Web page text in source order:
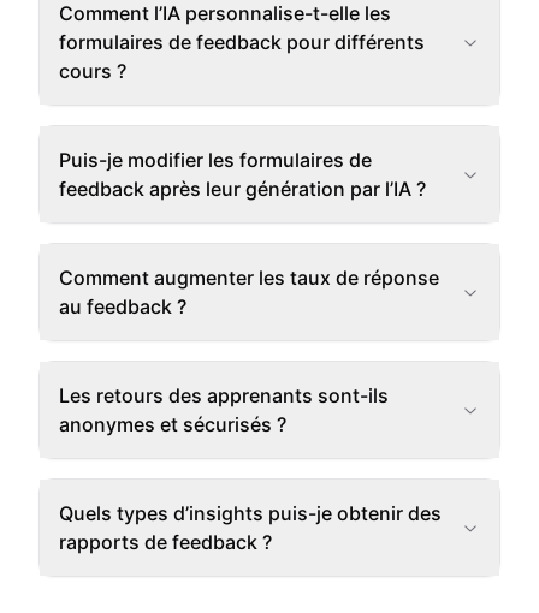
Comment l’IA personnalise-t-elle les
formulaires de feedback pour différents
cours ?
Puis-je modifier les formulaires de
feedback après leur génération par l’IA ?
Comment augmenter les taux de réponse
au feedback ?
Les retours des apprenants sont-ils
anonymes et sécurisés ?
Quels types d’insights puis-je obtenir des
rapports de feedback ?